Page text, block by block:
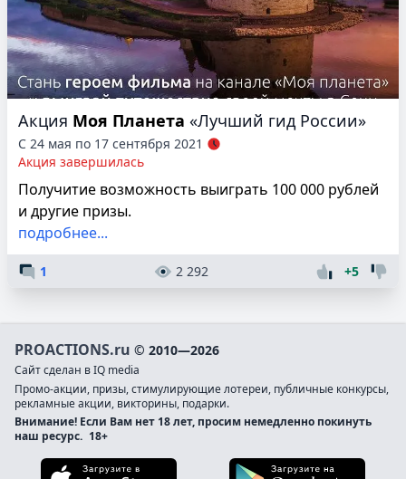
Акция Моя Планета «Лучший гид России»
С 24 мая по 17 сентября 2021
Акция завершилась
Получитие возможность выиграть 100 000 рублей
и другие призы.
подробнее...
1 2 292 +5
PROACTIONS.ru © 2010—2026
Сайт сделан в IQ media
Промо-акции, призы, стимулирующие лотереи, публичные конкурсы,
рекламные акции, викторины, подарки.
Внимание! Если Вам нет 18 лет, просим немедленно покинуть
наш ресурс. 18+
Загрузите в App Store